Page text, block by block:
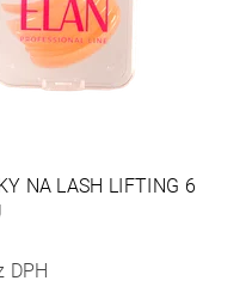
NA LASH LIFTING 6
DPH